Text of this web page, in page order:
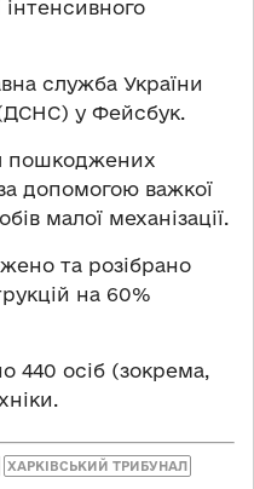
інтенсивного
служба України
у Фейсбук.
пошкоджених
допомогою важкої
малої механізації.
та розібрано
на 60%
440 осіб (зокрема,
ХАРКІВСЬКИЙ ТРИБУНАЛ